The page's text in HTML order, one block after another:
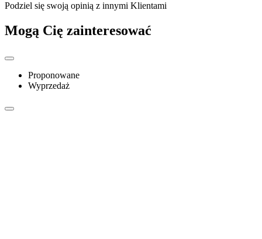
Podziel się swoją opinią z innymi Klientami
Mogą Cię zainteresować
Proponowane
Wyprzedaż